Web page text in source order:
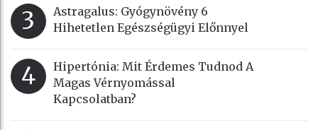
3
Astragalus: Gyógynövény 6
Hihetetlen Egészségügyi Előnnyel
4
Hipertónia: Mit Érdemes Tudnod A
Magas Vérnyomással
Kapcsolatban?